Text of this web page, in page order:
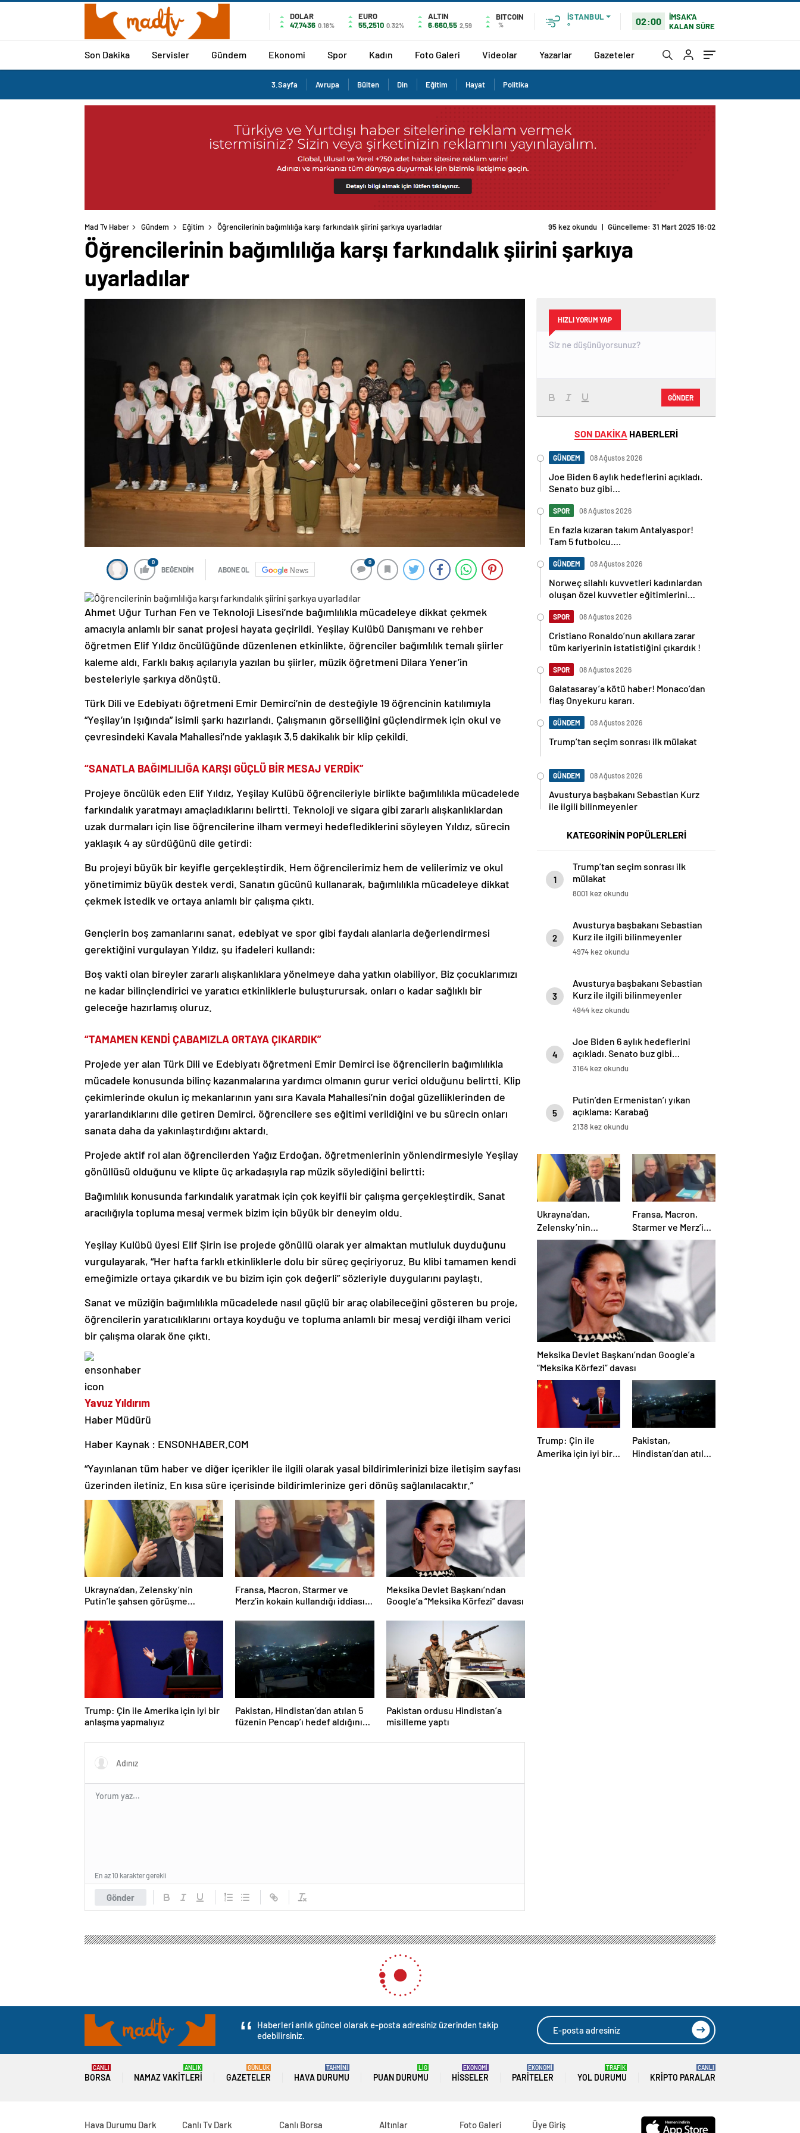
DOLAR
47,7436 0.18%
EURO
55,2510 0.32%
ALTIN
6.660,55 2,59
BITCOIN
%
İSTANBUL
°
02:00
İMSAK'A
KALAN SÜRE
Son Dakika Servisler Gündem Ekonomi Spor Kadın Foto Galeri Videolar Yazarlar Gazeteler
3.Sayfa Avrupa Bülten Din Eğitim Hayat Politika
Mad Tv Haber Gündem Eğitim Öğrencilerinin bağımlılığa karşı farkındalık şiirini şarkıya uyarladılar 95 kez okundu | Güncelleme: 31 Mart 2025 16:02
Öğrencilerinin bağımlılığa karşı farkındalık şiirini şarkıya
uyarladılar
0
BEĞENDİM ABONE OL News
0
Ahmet Uğur Turhan Fen ve Teknoloji Lisesi’nde bağımlılıkla mücadeleye dikkat çekmek
amacıyla anlamlı bir sanat projesi hayata geçirildi. Yeşilay Kulübü Danışmanı ve rehber
öğretmen Elif Yıldız öncülüğünde düzenlenen etkinlikte, öğrenciler bağımlılık temalı şiirler
kaleme aldı. Farklı bakış açılarıyla yazılan bu şiirler, müzik öğretmeni Dilara Yener’in
besteleriyle şarkıya dönüştü.
Türk Dili ve Edebiyatı öğretmeni Emir Demirci’nin de desteğiyle 19 öğrencinin katılımıyla
“Yeşilay’ın Işığında” isimli şarkı hazırlandı. Çalışmanın görselliğini güçlendirmek için okul ve
çevresindeki Kavala Mahallesi’nde yaklaşık 3,5 dakikalık bir klip çekildi.
“SANATLA BAĞIMLILIĞA KARŞI GÜÇLÜ BİR MESAJ VERDİK”
Projeye öncülük eden Elif Yıldız, Yeşilay Kulübü öğrencileriyle birlikte bağımlılıkla mücadelede
farkındalık yaratmayı amaçladıklarını belirtti. Teknoloji ve sigara gibi zararlı alışkanlıklardan
uzak durmaları için lise öğrencilerine ilham vermeyi hedeflediklerini söyleyen Yıldız, sürecin
yaklaşık 4 ay sürdüğünü dile getirdi:
Bu projeyi büyük bir keyifle gerçekleştirdik. Hem öğrencilerimiz hem de velilerimiz ve okul
yönetimimiz büyük destek verdi. Sanatın gücünü kullanarak, bağımlılıkla mücadeleye dikkat
çekmek istedik ve ortaya anlamlı bir çalışma çıktı.
Gençlerin boş zamanlarını sanat, edebiyat ve spor gibi faydalı alanlarla değerlendirmesi
gerektiğini vurgulayan Yıldız, şu ifadeleri kullandı:
Boş vakti olan bireyler zararlı alışkanlıklara yönelmeye daha yatkın olabiliyor. Biz çocuklarımızı
ne kadar bilinçlendirici ve yaratıcı etkinliklerle buluşturursak, onları o kadar sağlıklı bir
geleceğe hazırlamış oluruz.
“TAMAMEN KENDİ ÇABAMIZLA ORTAYA ÇIKARDIK”
Projede yer alan Türk Dili ve Edebiyatı öğretmeni Emir Demirci ise öğrencilerin bağımlılıkla
mücadele konusunda bilinç kazanmalarına yardımcı olmanın gurur verici olduğunu belirtti. Klip
çekimlerinde okulun iç mekanlarının yanı sıra Kavala Mahallesi’nin doğal güzelliklerinden de
yararlandıklarını dile getiren Demirci, öğrencilere ses eğitimi verildiğini ve bu sürecin onları
sanata daha da yakınlaştırdığını aktardı.
Projede aktif rol alan öğrencilerden Yağız Erdoğan, öğretmenlerinin yönlendirmesiyle Yeşilay
gönüllüsü olduğunu ve klipte üç arkadaşıyla rap müzik söylediğini belirtti:
Bağımlılık konusunda farkındalık yaratmak için çok keyifli bir çalışma gerçekleştirdik. Sanat
aracılığıyla topluma mesaj vermek bizim için büyük bir deneyim oldu.
Yeşilay Kulübü üyesi Elif Şirin ise projede gönüllü olarak yer almaktan mutluluk duyduğunu
vurgulayarak, “Her hafta farklı etkinliklerle dolu bir süreç geçiriyoruz. Bu klibi tamamen kendi
emeğimizle ortaya çıkardık ve bu bizim için çok değerli” sözleriyle duygularını paylaştı.
Sanat ve müziğin bağımlılıkla mücadelede nasıl güçlü bir araç olabileceğini gösteren bu proje,
öğrencilerin yaratıcılıklarını ortaya koyduğu ve topluma anlamlı bir mesaj verdiği ilham verici
bir çalışma olarak öne çıktı.
Yavuz Yıldırım
Haber Müdürü
Haber Kaynak : ENSONHABER.COM
“Yayınlanan tüm haber ve diğer içerikler ile ilgili olarak yasal bildirimlerinizi bize iletişim sayfası
üzerinden iletiniz. En kısa süre içerisinde bildirimlerinize geri dönüş sağlanılacaktır.”
Ukrayna’dan, Zelensky’nin
Putin’le şahsen görüşme
Fransa, Macron, Starmer ve
Merz’in kokain kullandığı iddiasını
Meksika Devlet Başkanı’ndan
Google’a “Meksika Körfezi” davası
Trump: Çin ile Amerika için iyi bir
anlaşma yapmalıyız
Pakistan, Hindistan’dan atılan 5
füzenin Pencap’ı hedef aldığını
Pakistan ordusu Hindistan’a
misilleme yaptı
Gönder
En az 10 karakter gerekli
HIZLI YORUM YAP
GÖNDER
SON DAKİKA HABERLERİ
GÜNDEM 08 Ağustos 2026
Joe Biden 6 aylık hedeflerini açıkladı.
Senato buz gibi…
SPOR 08 Ağustos 2026
En fazla kızaran takım Antalyaspor!
Tam 5 futbolcu….
GÜNDEM 08 Ağustos 2026
Norweç silahlı kuvvetleri kadınlardan
oluşan özel kuvvetler eğitimlerini
SPOR 08 Ağustos 2026
Cristiano Ronaldo’nun akıllara zarar
tüm kariyerinin istatistiğini çıkardık !
SPOR 08 Ağustos 2026
Galatasaray’a kötü haber! Monaco’dan
flaş Onyekuru kararı.
GÜNDEM 08 Ağustos 2026
Trump’tan seçim sonrası ilk mülakat
GÜNDEM 08 Ağustos 2026
Avusturya başbakanı Sebastian Kurz
ile ilgili bilinmeyenler
KATEGORİNİN POPÜLERLERİ
1
Trump’tan seçim sonrası ilk
mülakat
8001 kez okundu
2
Avusturya başbakanı Sebastian
Kurz ile ilgili bilinmeyenler
4974 kez okundu
3
Avusturya başbakanı Sebastian
Kurz ile ilgili bilinmeyenler
4944 kez okundu
4
Joe Biden 6 aylık hedeflerini
açıkladı. Senato buz gibi…
3164 kez okundu
5
Putin’den Ermenistan’ı yıkan
açıklama: Karabağ
Azerbaycan’ın ayrılmaz bir
2138 kez okundu
Ukrayna’dan,
Zelensky’nin
Putin’le şahsen
görüşme talebine
ilişkin açıklama
Fransa, Macron,
Starmer ve Merz’in
kokain kullandığı
iddiasını yalanladı
Meksika Devlet Başkanı’ndan Google’a
“Meksika Körfezi” davası
Trump: Çin ile
Amerika için iyi bir
Pakistan,
Hindistan’dan atılan
Haberleri anlık güncel olarak e-posta adresiniz üzerinden takip
edebilirsiniz.
BORSA
CANLI
NAMAZ VAKITLERI
ANLIK
GAZETELER
GÜNLÜK
HAVA DURUMU
TAHMİNİ
PUAN DURUMU
LİG
HISSELER
EKONOMİ
PARITELER
EKONOMİ
YOL DURUMU
TRAFİK
KRIPTO PARALAR
CANLI
Hava Durumu Dark Canlı Tv Dark Canlı Borsa Altınlar Foto Galeri Üye Giriş